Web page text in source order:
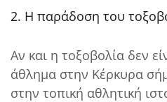
2. Η παράδοση του
Αν και η τοξοβολία δεν
άθλημα στην Κέρκυρα
στην τοπική αθλητική